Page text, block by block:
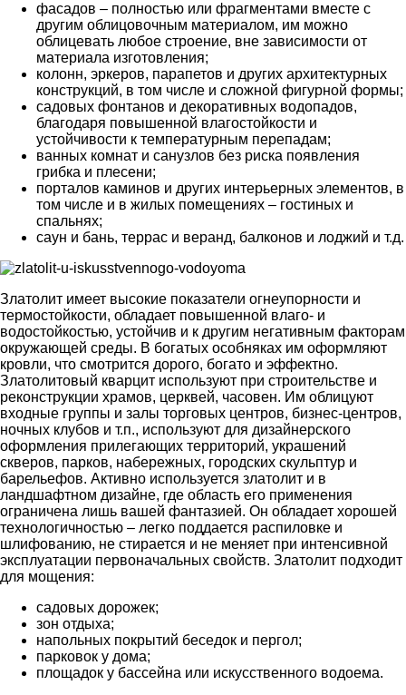
фасадов – полностью или фрагментами вместе с
другим облицовочным материалом, им можно
облицевать любое строение, вне зависимости от
материала изготовления;
колонн, эркеров, парапетов и других архитектурных
конструкций, в том числе и сложной фигурной формы;
садовых фонтанов и декоративных водопадов,
благодаря повышенной влагостойкости и
устойчивости к температурным перепадам;
ванных комнат и санузлов без риска появления
грибка и плесени;
порталов каминов и других интерьерных элементов, в
том числе и в жилых помещениях – гостиных и
спальнях;
саун и бань, террас и веранд, балконов и лоджий и т.д.
Златолит имеет высокие показатели огнеупорности и
термостойкости, обладает повышенной влаго- и
водостойкостью, устойчив и к другим негативным факторам
окружающей среды. В богатых особняках им оформляют
кровли, что смотрится дорого, богато и эффектно.
Златолитовый кварцит используют при строительстве и
реконструкции храмов, церквей, часовен. Им облицуют
входные группы и залы торговых центров, бизнес-центров,
ночных клубов и т.п., используют для дизайнерского
оформления прилегающих территорий, украшений
скверов, парков, набережных, городских скульптур и
барельефов. Активно используется златолит и в
ландшафтном дизайне, где область его применения
ограничена лишь вашей фантазией. Он обладает хорошей
технологичностью – легко поддается распиловке и
шлифованию, не стирается и не меняет при интенсивной
эксплуатации первоначальных свойств. Златолит подходит
для мощения:
садовых дорожек;
зон отдыха;
напольных покрытий беседок и пергол;
парковок у дома;
площадок у бассейна или искусственного водоема.